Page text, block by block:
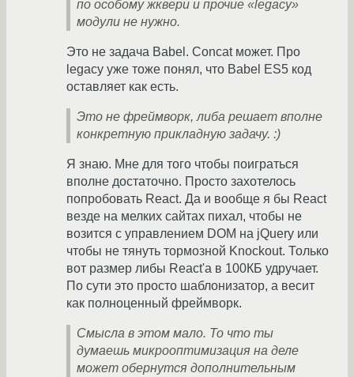
по особому жквери и прочие «legacy»
модули не нужно.
Это не задача Babel. Concat может. Про
legacy уже тоже понял, что Babel ES5 код
оставляет как есть.
Это не фреймворк, либа решает вполне
конкретную прикладную задачу. :)
Я знаю. Мне для того чтобы поиграться
вполне достаточно. Просто захотелось
попробовать React. Да и вообще я бы React
везде на мелких сайтах пихал, чтобы не
возится с управлением DOM на jQuery или
чтобы не тянуть тормозной Knockout. Только
вот размер либы React'а в 100КБ удручает.
По сути это просто шаблонизатор, а весит
как полноценный фреймворк.
Смысла в этом мало. То что ты
думаешь микрооптимизация на деле
может обернутся дополнительным